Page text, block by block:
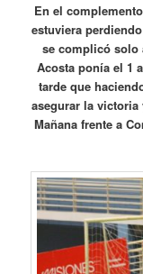
En el
estuviera
se complicó solo
Acosta ponía el 1
tarde que
asegurar la
Mañana frente a